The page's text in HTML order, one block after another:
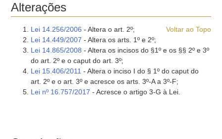
Alterações
Voltar ao Topo
Lei 14.256/2006 - Altera o art. 2º;
Lei 14.449/2007 - Altera os arts. 1º e 2º;
Lei 14.865/2008 - Altera os incisos do §1º e os §§ 2º e 3º
do art. 2º e o caput do art. 3º;
Lei 15.406/2011 - Altera o inciso I do § 1º do caput do
art. 2º e o art. 3º e acresce os arts. 3º-A a 3º-F;
Lei nº 16.757/2017 - Acresce o artigo 3-G à Lei.